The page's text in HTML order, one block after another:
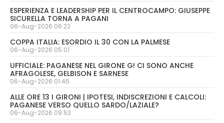
ESPERIENZA E LEADERSHIP PER IL CENTROCAMPO: GIUSEPPE
SICURELLA TORNA A PAGANI
06-Aug-2026 06:22
COPPA ITALIA: ESORDIO IL 30 CON LA PALMESE
06-Aug-2026 05:01
UFFICIALE: PAGANESE NEL GIRONE G! CI SONO ANCHE
AFRAGOLESE, GELBISON E SARNESE
06-Aug-2026 01:45
ALLE ORE 13 I GIRONI | IPOTESI, INDISCREZIONI E CALCOLI:
PAGANESE VERSO QUELLO SARDO/LAZIALE?
06-Aug-2026 09:53